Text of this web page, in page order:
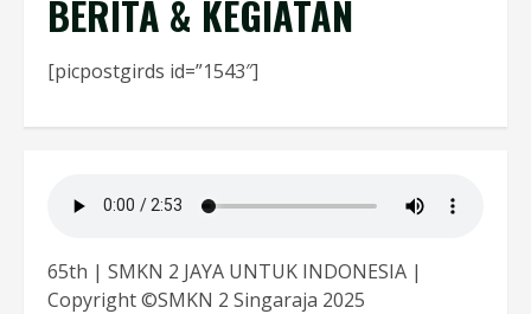
BERITA & KEGIATAN
[picpostgirds id=”1543″]
65th | SMKN 2 JAYA UNTUK INDONESIA |
Copyright ©SMKN 2 Singaraja 2025